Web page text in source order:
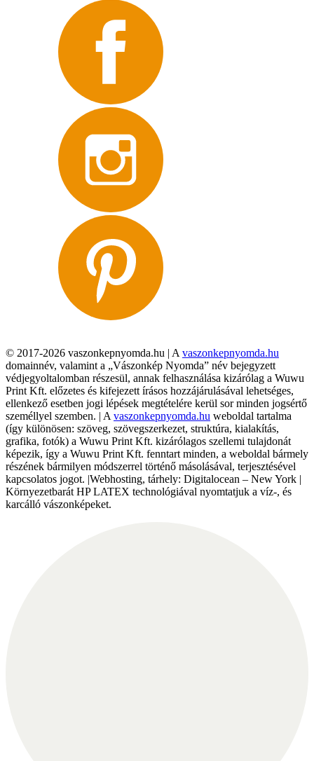
© 2017-2026 vaszonkepnyomda.hu | A vaszonkepnyomda.hu
domainnév, valamint a „Vászonkép Nyomda” név bejegyzett
védjegyoltalomban részesül, annak felhasználása kizárólag a Wuwu
Print Kft. előzetes és kifejezett írásos hozzájárulásával lehetséges,
ellenkező esetben jogi lépések megtételére kerül sor minden jogsértő
személlyel szemben. | A vaszonkepnyomda.hu weboldal tartalma
(így különösen: szöveg, szövegszerkezet, struktúra, kialakítás,
grafika, fotók) a Wuwu Print Kft. kizárólagos szellemi tulajdonát
képezik, így a Wuwu Print Kft. fenntart minden, a weboldal bármely
részének bármilyen módszerrel történő másolásával, terjesztésével
kapcsolatos jogot. |Webhosting, tárhely: Digitalocean – New York |
Környezetbarát HP LATEX technológiával nyomtatjuk a víz-, és
karcálló vászonképeket.